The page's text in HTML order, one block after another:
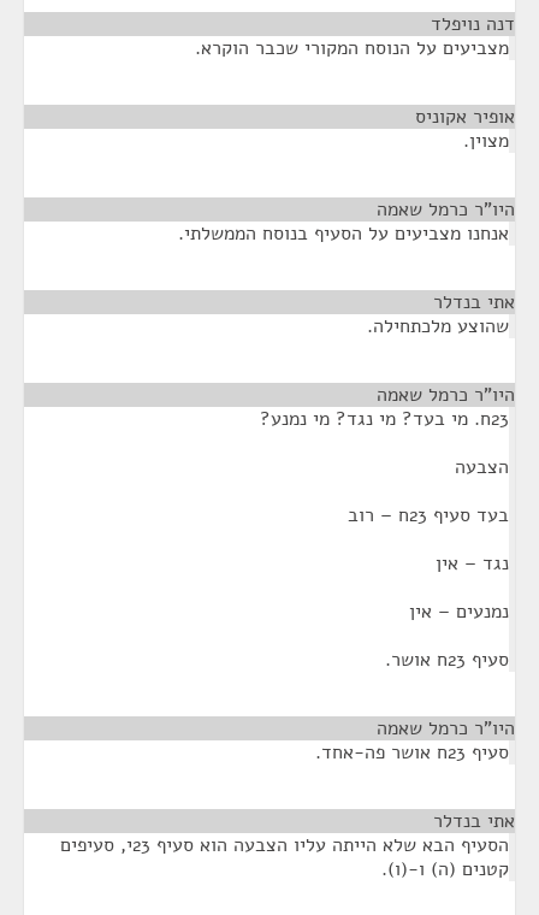
דנה נויפלד
מצביעים על הנוסח המקורי שכבר הוקרא.
אופיר אקוניס
מצוין.
היו"ר כרמל שאמה
אנחנו מצביעים על הסעיף בנוסח הממשלתי.
אתי בנדלר
שהוצע מלכתחילה.
היו"ר כרמל שאמה
23ח. מי בעד? מי נגד? מי נמנע?
הצבעה
בעד סעיף 23ח – רוב
נגד – אין
נמנעים – אין
סעיף 23ח אושר.
היו"ר כרמל שאמה
סעיף 23ח אושר פה-אחד.
אתי בנדלר
הסעיף הבא שלא הייתה עליו הצבעה הוא סעיף 23י, סעיפים
קטנים (ה) ו-(ו).